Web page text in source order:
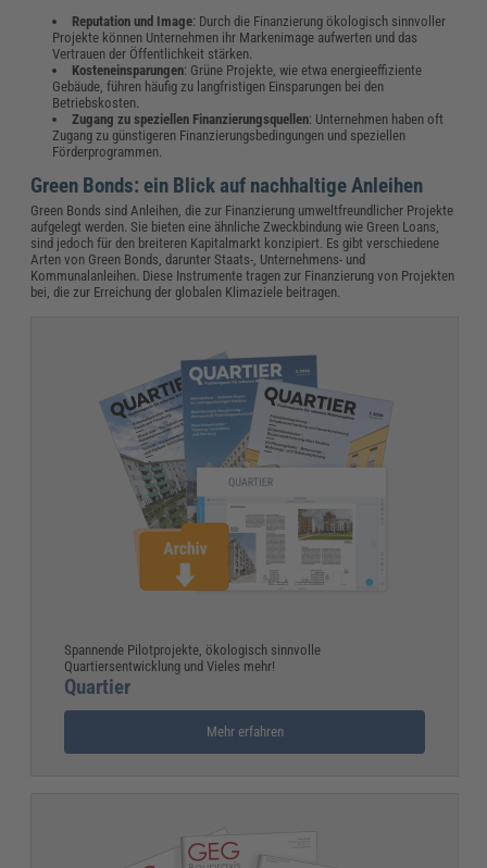
Reputation und Image: Durch die Finanzierung ökologisch sinnvoller
Projekte können Unternehmen ihr Markenimage aufwerten und das
Vertrauen der Öffentlichkeit stärken.
Kosteneinsparungen: Grüne Projekte, wie etwa energieeffiziente
Gebäude, führen häufig zu langfristigen Einsparungen bei den
Betriebskosten.
Zugang zu speziellen Finanzierungsquellen: Unternehmen haben oft
Zugang zu günstigeren Finanzierungsbedingungen und speziellen
Förderprogrammen.
Green Bonds: ein Blick auf nachhaltige Anleihen
Green Bonds sind Anleihen, die zur Finanzierung umweltfreundlicher Projekte
aufgelegt werden. Sie bieten eine ähnliche Zweckbindung wie Green Loans,
sind jedoch für den breiteren Kapitalmarkt konzipiert. Es gibt verschiedene
Arten von Green Bonds, darunter Staats-, Unternehmens- und
Kommunalanleihen. Diese Instrumente tragen zur Finanzierung von Projekten
bei, die zur Erreichung der globalen Klimaziele beitragen.
Spannende Pilotprojekte, ökologisch sinnvolle
Quartiersentwicklung und Vieles mehr!
Quartier
Mehr erfahren